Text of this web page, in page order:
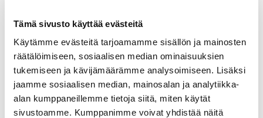
Tämä sivusto käyttää evästeitä
Käytämme evästeitä tarjoamamme sisällön ja mainosten
räätälöimiseen, sosiaalisen median ominaisuuksien
tukemiseen ja kävijämäärämme analysoimiseen. Lisäksi
jaamme sosiaalisen median, mainosalan ja analytiikka-
alan kumppaneillemme tietoja siitä, miten käytät
sivustoamme. Kumppanimme voivat yhdistää näitä
"Into näyttää pelaajilla ja nuorilla olevan vielä
kovempi kuin aikaisemmin. Jo ennen kentän
avaamista järjestetään greencard-kursseja ja
kysyntää niille on ollut todella paljon", Ruuska
kertoo.